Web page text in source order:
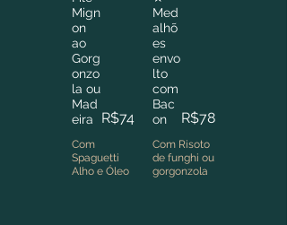
Mign
on
ao
Gorg
onzo
la ou
Mad
eira
Com
Spaguetti
Alho e Óleo
R$74
Med
alhõ
es
envo
lto
com
Bac
on
Com Risoto
de funghi ou
gorgonzola
R$78